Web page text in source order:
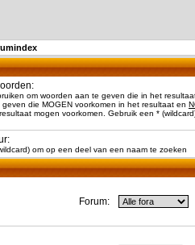
om woorden aan te geven die in het
die MOGEN voorkomen in het resultaat en
mogen voorkomen. Gebruik een *
om op een deel van een naam te zoeken
Forum: